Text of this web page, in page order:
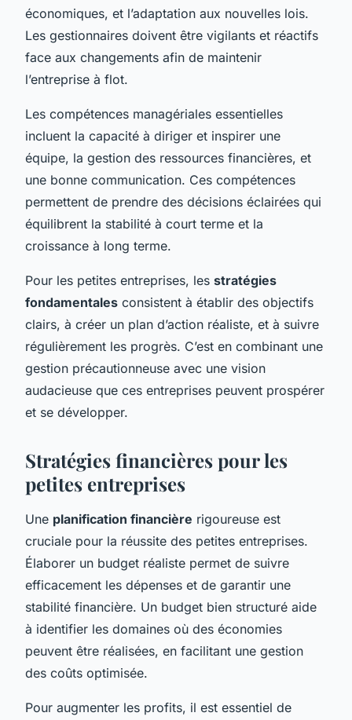
économiques, et l’adaptation aux nouvelles lois.
Les gestionnaires doivent être vigilants et réactifs
face aux changements afin de maintenir
l’entreprise à flot.
Les compétences managériales essentielles
incluent la capacité à diriger et inspirer une
équipe, la gestion des ressources financières, et
une bonne communication. Ces compétences
permettent de prendre des décisions éclairées qui
équilibrent la stabilité à court terme et la
croissance à long terme.
Pour les petites entreprises, les stratégies
fondamentales consistent à établir des objectifs
clairs, à créer un plan d’action réaliste, et à suivre
régulièrement les progrès. C’est en combinant une
gestion précautionneuse avec une vision
audacieuse que ces entreprises peuvent prospérer
et se développer.
Stratégies financières pour les
petites entreprises
Une planification financière rigoureuse est
cruciale pour la réussite des petites entreprises.
Élaborer un budget réaliste permet de suivre
efficacement les dépenses et de garantir une
stabilité financière. Un budget bien structuré aide
à identifier les domaines où des économies
peuvent être réalisées, en facilitant une gestion
des coûts optimisée.
Pour augmenter les profits, il est essentiel de